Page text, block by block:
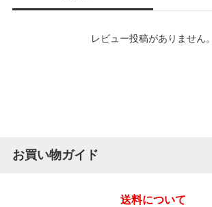
レビュー投稿がありません。
お買い物ガイド
送料について